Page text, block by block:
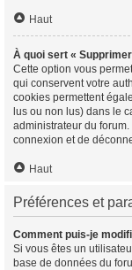
Haut
À quoi sert «
Cette option vous
qui conservent votre
cookies permettent
lus ou non lus) dans le
administrateur du
connexion et de
Haut
Préférences et
Comment puis-je
Si vous êtes un
base de données du